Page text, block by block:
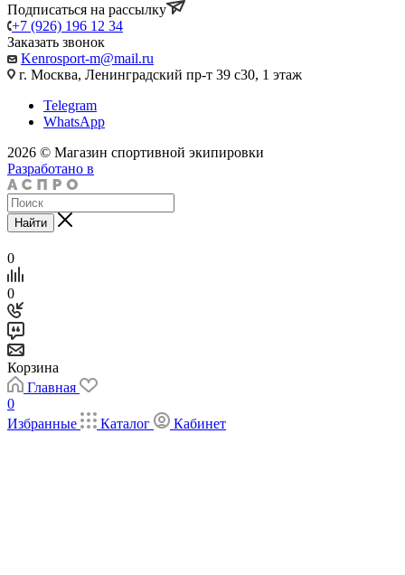
Подписаться на рассылку
+7 (926) 196 12 34
Заказать звонок
Kenrosport-m@mail.ru
г. Москва, Ленинградский пр-т 39 с30, 1 этаж
Telegram
WhatsApp
2026 © Магазин спортивной экипировки
Разработано в
Найти
0
0
Корзина
Главная
0
Избранные
Каталог Кабинет